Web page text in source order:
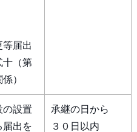
等届出
（第
）
の設置
届出を
承継の日から
３０日以内